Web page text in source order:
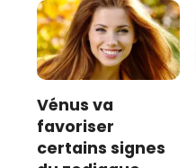
Vénus va
favoriser
certains signes